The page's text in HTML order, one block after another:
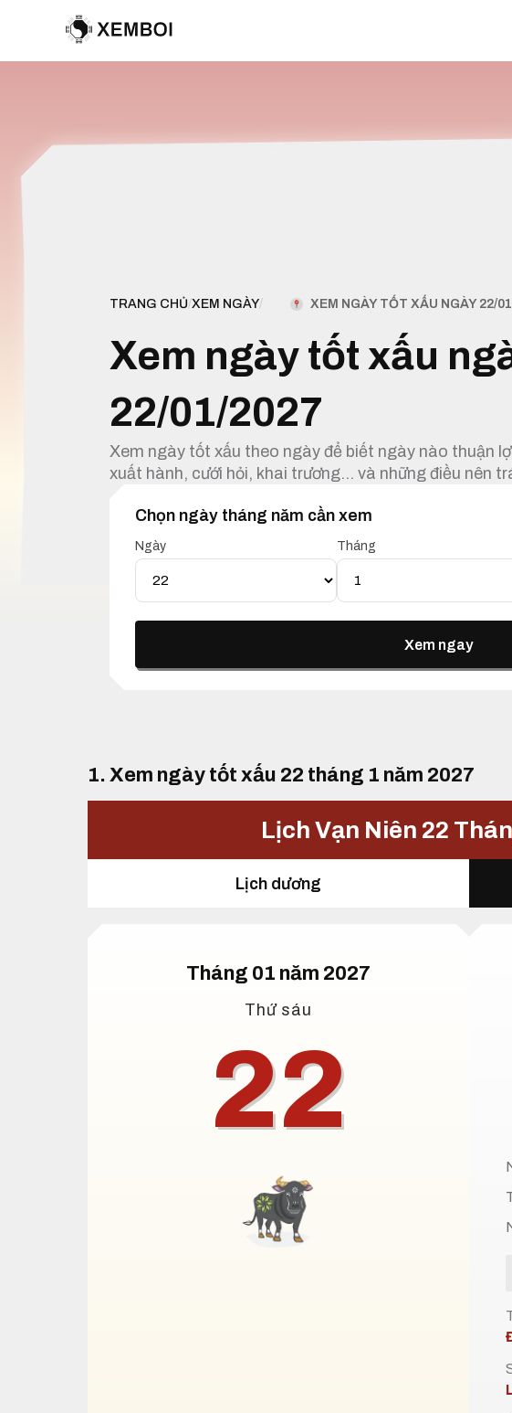
TRANG CHỦ/XEM NGÀY/ XEM NGÀY TỐT XẤU NGÀY 22/
Xem ngày tốt xấu
22/01/2027
Xem ngày tốt xấu theo ngày để biết ngày nào thuận
xuất hành, cưới hỏi, khai trương… và những điều nên
Chọn ngày tháng năm cần xem
Ngày Tháng
Xem ngay
1. Xem ngày tốt xấu 22 tháng 1 năm 2027
Lịch Vạn Niên 22
Lịch dương
Tháng 01 năm 2027
Thứ sáu
22